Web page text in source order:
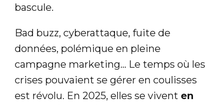
bascule.
Bad buzz, cyberattaque, fuite de
données, polémique en pleine
campagne marketing… Le temps où les
crises pouvaient se gérer en coulisses
est révolu. En 2025, elles se vivent en